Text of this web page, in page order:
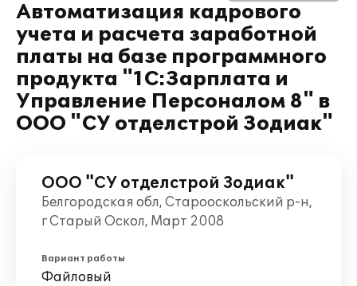
Автоматизация кадрового
учета и расчета заработной
платы на базе программного
продукта "1С:Зарплата и
Управление Персоналом 8" в
ООО "СУ отделстрой Зодиак"
ООО "СУ отделстрой Зодиак"
Белгородская обл, Старооскольский р-н,
г Старый Оскол, Март 2008
Вариант работы
Файловый